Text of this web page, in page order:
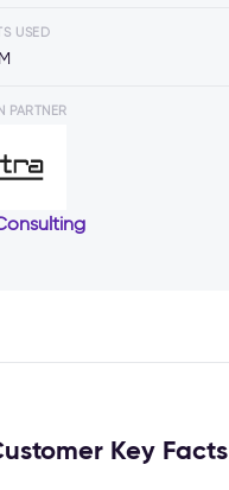
USED
PARTNER
Key Facts